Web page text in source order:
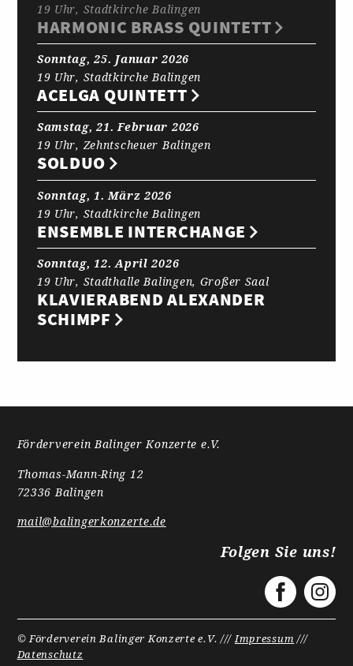
19 Uhr, Stadtkirche Balingen
HARMONIC BRASS QUINTETT
Sonntag, 25. Januar 2026
19 Uhr, Stadtkirche Balingen
ACELGA QUINTETT
Samstag, 21. Februar 2026
19 Uhr, Zehntscheuer Balingen
SOLDUO
Sonntag, 1. März 2026
19 Uhr, Stadtkirche Balingen
ENSEMBLE INTERCHANGE
Sonntag, 12. April 2026
19 Uhr, Stadthalle Balingen, Großer Saal
KLAVIERABEND ALEXANDER
SCHIMPF
Förderverein Balinger Konzerte e.V.
Thomas-Mann-Ring 12
72336 Balingen
mail@balingerkonzerte.de
Folgen Sie uns!
© Förderverein Balinger Konzerte e.V. ///Impressum///
Datenschutz